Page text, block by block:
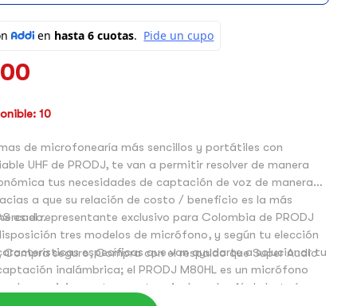
10
de microfonearía más sencillos y portátiles con
UHF de PRODJ, te van a permitir resolver de manera
tus necesidades de captación de voz de manera
a que su relación de costo / beneficio es la más
tres modelos de micrófono, y según tu elección
específicas que van ayudarte a solucionar tu
inalámbrica; el PRODJ M80HL es un micrófono
de un mini receptor con terminal en plug ¼ de batería
es el representante exclusivo para Colombia de PRODJ
seguro, Compra con el respaldo que Super Audio